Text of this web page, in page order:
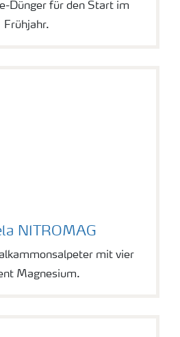
Dünger für den Start im
Frühjahr.
NITROMAG
mit vier
Magnesium.